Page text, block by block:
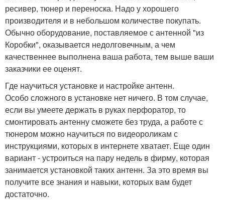
ресивер, тюнер и переноска. Надо у хорошего
производителя и в небольшом количестве покупать.
Обычно оборудование, поставляемое с антенной "из
Коробки", оказывается недолговечным, а чем
качественнее выполнена ваша работа, тем выше ваши
заказчики ее оценят.
Где научиться установке и настройке антенн.
Особо сложного в установке нет ничего. В том случае,
если вы умеете держать в руках перфоратор, то
смонтировать антенну сможете без труда, а работе с
тюнером можно научиться по видеороликам с
инструкциями, которых в интернете хватает. Еще один
вариант - устроиться на пару недель в фирму, которая
занимается установкой таких антенн. За это время вы
получите все знания и навыки, которых вам будет
достаточно.